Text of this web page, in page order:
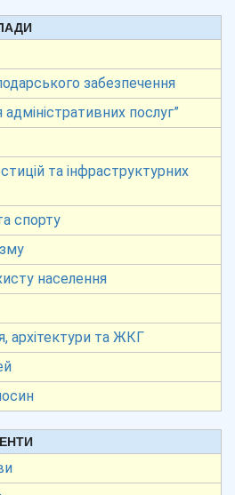
забезпечення
адміністративних послуг”
та інфраструктурних
спорту
населення
архітектури та ЖКГ